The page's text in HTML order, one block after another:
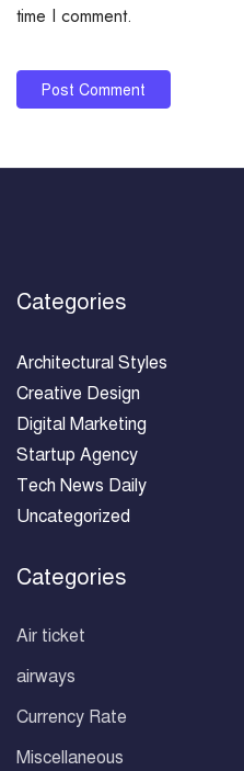
time I comment.
Categories
Architectural Styles
Creative Design
Digital Marketing
Startup Agency
Tech News Daily
Uncategorized
Categories
Air ticket
airways
Currency Rate
Miscellaneous